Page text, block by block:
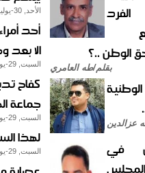
الوطن ..؟
بقلم/طه العامري
عزالدين
في
الأحد, 30-يوليو-2017
أحد
الا بعد
السبت, 29-يوليو-2017
كفاح
جماعة
السبت, 29-يوليو-2017
لهذا
السبت, 29-يوليو-2017